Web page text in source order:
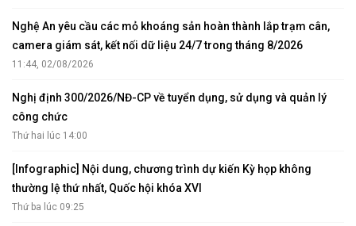
Nghệ An yêu cầu các mỏ khoáng sản hoàn thành lắp trạm cân,
camera giám sát, kết nối dữ liệu 24/7 trong tháng 8/2026
11:44, 02/08/2026
Nghị định 300/2026/NĐ-CP về tuyển dụng, sử dụng và quản lý
công chức
Thứ hai lúc 14:00
[Infographic] Nội dung, chương trình dự kiến Kỳ họp không
thường lệ thứ nhất, Quốc hội khóa XVI
Thứ ba lúc 09:25